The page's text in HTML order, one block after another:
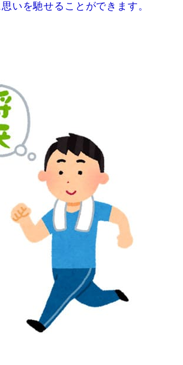
いを馳せることができます。